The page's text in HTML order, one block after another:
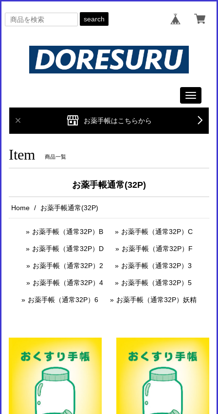
search
Toggle
お薬手帳はこちらから
Item 商品一覧
お薬手帳通常(32P)
Home お薬手帳通常(32P)
お薬手帳（通常32P）B お薬手帳（通常32P）C
お薬手帳（通常32P）D お薬手帳（通常32P）F
お薬手帳（通常32P）2 お薬手帳（通常32P）3
お薬手帳（通常32P）4 お薬手帳（通常32P）5
お薬手帳（通常32P）6 お薬手帳（通常32P）妖精